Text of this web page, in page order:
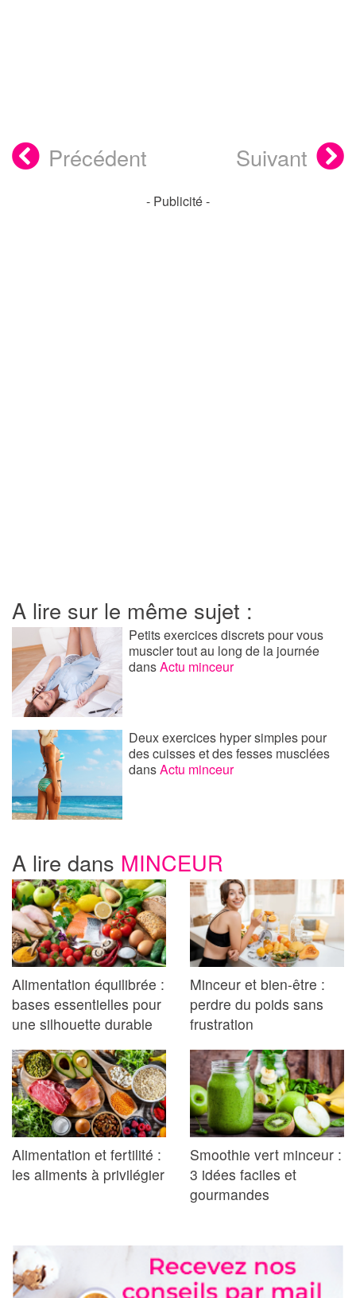
Précédent Suivant
- Publicité -
A lire sur le même sujet :
Petits exercices discrets pour vous
muscler tout au long de la journée
dansActu minceur
Deux exercices hyper simples pour
des cuisses et des fesses musclées
dansActu minceur
A lire dans MINCEUR
Alimentation équilibrée :
bases essentielles pour
une silhouette durable
Minceur et bien-être :
perdre du poids sans
frustration
Alimentation et fertilité :
les aliments à privilégier
Smoothie vert minceur :
3 idées faciles et
gourmandes